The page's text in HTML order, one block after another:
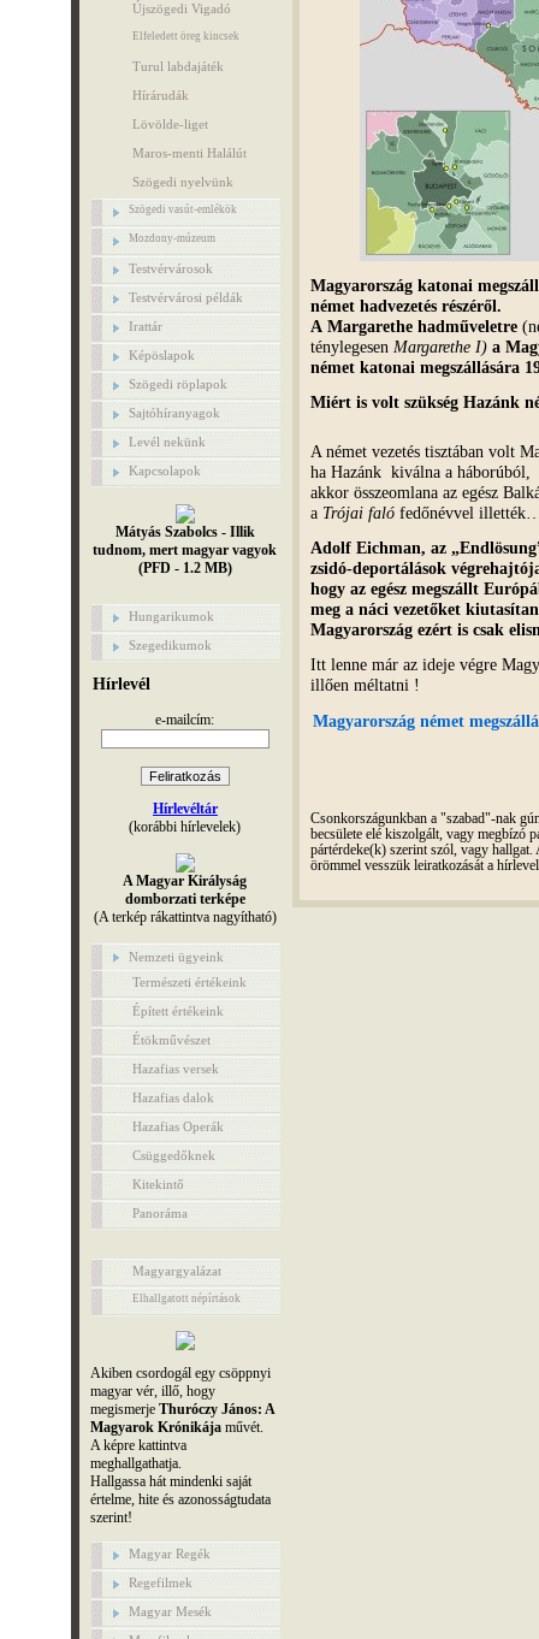
Újszögedi Vigadó
Elfeledett öreg kincsek
Turul labdajáték
Hírárudák
Lövölde-liget
Maros-menti Halálút
Szögedi nyelvünk
Szögedi vasút-emlékök
Mozdony-múzeum
Testvérvárosok
Testvérvárosi példák
Irattár
Képöslapok
Szögedi röplapok
Sajtóhíranyagok
Levél nekünk
Kapcsolapok
Mátyás Szabolcs - Illik
tudnom, mert magyar vagyok
(PFD - 1.2 MB)
Hungarikumok
Szegedikumok
Hírlevél
e-mailcím:
Hírlevéltár
(korábbi hírlevelek)
A Magyar Királyság
domborzati terképe
(A terkép rákattintva nagyítható)
Nemzeti ügyeink
Természeti értékeink
Épített értékeink
Étökművészet
Hazafias versek
Hazafias dalok
Hazafias Operák
Csüggedőknek
Kitekintő
Panoráma
Magyargyalázat
Elhallgatott népírtások
Akiben csordogál egy csöppnyi
magyar vér, illő, hogy
megismerjeThuróczy János: A
Magyarok Krónikája művét.
A képre kattintva
meghallgathatja.
Hallgassa hát mindenki saját
értelme, hite és azonosságtudata
szerint!
Magyar Regék
Regefilmek
Magyar Mesék
Magyarország katonai
német hadvezetés részéről.
A Margarethe hadműveletre
ténylegesen Margarethe I) a
német katonai megszállására
Miért is volt szükség Hazánk
A német vezetés tisztában volt
ha Hazánk kiválna a háborúból,
akkor összeomlana az egész
a Trójai faló fedőnévvel
Adolf Eichman, az
zsidó-deportálások
hogy az egész megszállt
meg a náci vezetőket
Magyarország ezért is csak
Itt lenne már az ideje végre
illően méltatni !
Magyarország német
Csonkországunkban a "szabad"-nak
becsülete elé kiszolgált, vagy megbízó
pártérdeke(k) szerint szól, vagy
örömmel vesszük leiratkozását a